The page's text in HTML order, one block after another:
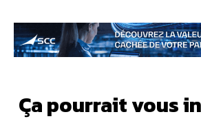
Ça pourrait vous